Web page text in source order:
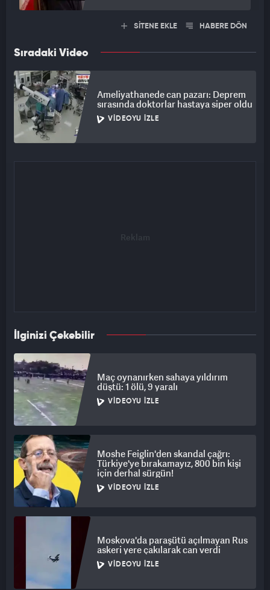
SİTENE EKLE HABERE DÖN
Sıradaki Video
Ameliyathanede can pazarı: Deprem
sırasında doktorlar hastaya siper oldu
VIDEOYU İZLE
İlginizi Çekebilir
Maç oynanırken sahaya yıldırım
düştü: 1 ölü, 9 yaralı
VIDEOYU İZLE
Moshe Feiglin'den skandal çağrı:
Türkiye'ye bırakamayız, 800 bin kişi
için derhal sürgün!
VIDEOYU İZLE
Moskova'da paraşütü açılmayan Rus
askeri yere çakılarak can verdi
VIDEOYU İZLE